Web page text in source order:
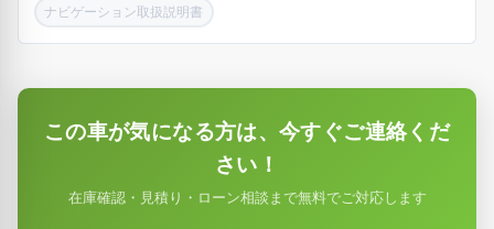
ナビゲーション取扱説明書
この車が気になる方は、今すぐご連絡くだ
さい！
在庫確認・見積り・ローン相談まで無料でご対応します